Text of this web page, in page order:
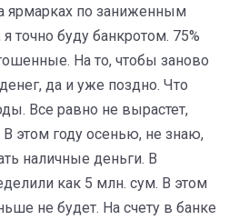
ярмарках по заниженным
точно буду банкротом. 75%
На то, чтобы заново
да и уже поздно. Что
Все равно не вырастет,
В этом году осенью, не знаю,
наличные деньги. В
как 5 млн. сум. В этом
не будет. На счету в банке